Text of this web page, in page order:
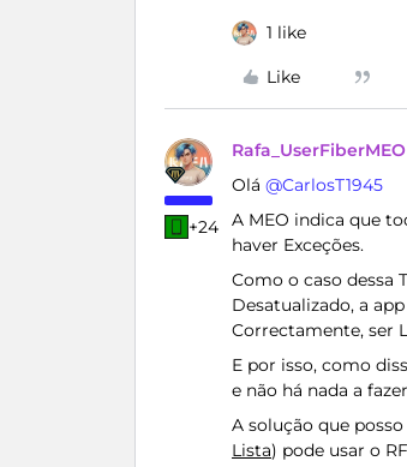
1 like
Like
+24
Rafa_UserFiberMEO
Olá ​ @CarlosT1945
A MEO indica que
haver Exceções.
Como o caso dessa
Desatualizado, a
Correctamente, ser
E por isso, como
e não há nada a fazer
A solução que
Lista) pode usar o